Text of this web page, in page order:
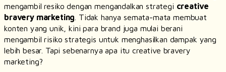
mengambil resiko dengan mengandalkan strategi creative
bravery marketing . Tidak hanya semata-mata membuat
konten yang unik, kini para brand juga mulai berani
mengambil risiko strategis untuk menghasilkan dampak yang
lebih besar. Tapi sebenarnya apa itucreative bravery
marketing?